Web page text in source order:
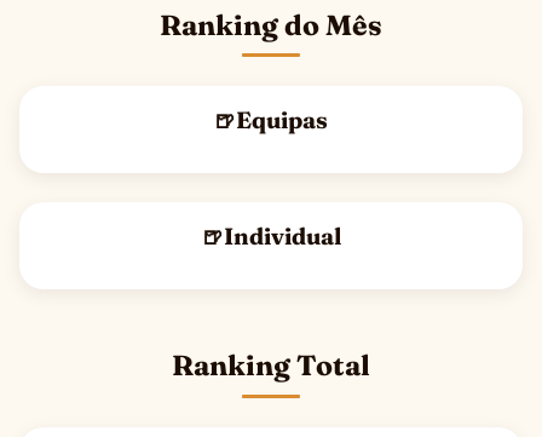
Ranking do Mês
Equipas
Individual
Ranking Total